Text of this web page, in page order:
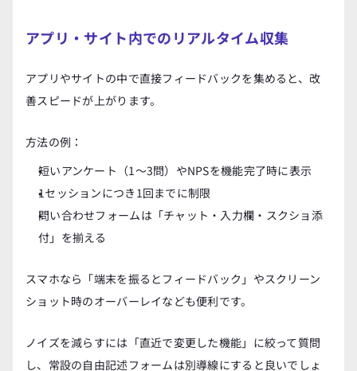
アプリ・サイト内でのリアルタイム収集
アプリやサイトの中で直接フィードバックを集めると、改
善スピードが上がります。
方法の例：
短いアンケート（1〜3問）やNPSを機能完了時に表示
1セッションにつき1回までに制限
問い合わせフォームは「チャット・入力欄・スクショ添
付」を揃える
スマホなら「端末を振るとフィードバック」やスクリーン
ショット時のオーバーレイなども便利です。
ノイズを減らすには「直近で変更した機能」に絞って質問
し、常設の自由記述フォームは別導線にすると良いでしょ